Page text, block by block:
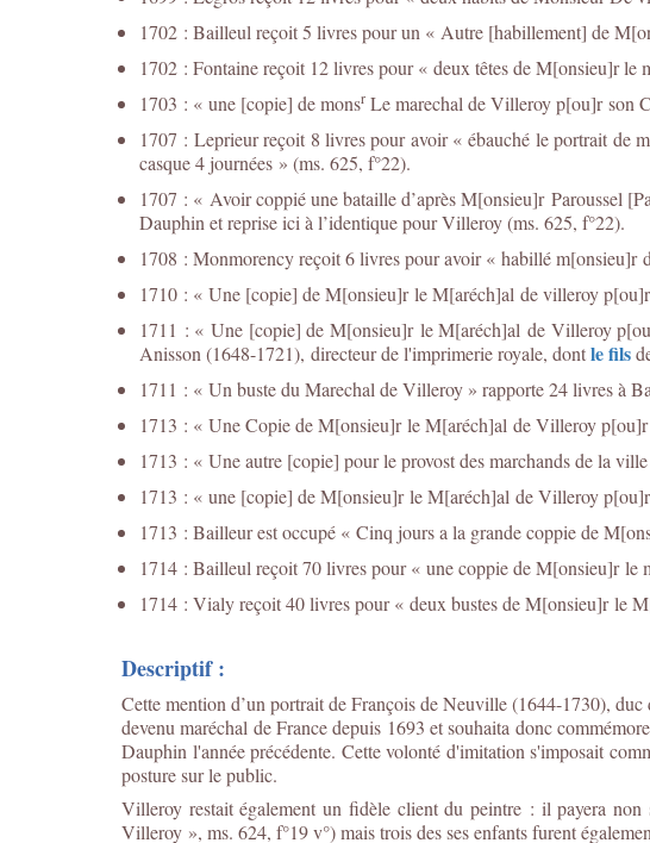
1702 : Bailleul reçoit 5 livres pour un « Autre [habillement] de
1702 : Fontaine reçoit 12 livres pour « deux têtes de M[onsieu]r le
1703 : « une [copie] de monsr Le marechal de Villeroy p[ou]r son
1707 : Leprieur reçoit 8 livres pour avoir « ébauché le portrait de
casque 4 journées » (ms. 625, f°22).
1707 : « Avoir coppié une bataille d’après M[onsieu]r Paroussel
Dauphin et reprise ici à l’identique pour Villeroy (ms. 625, f°22).
1708 : Monmorency reçoit 6 livres pour avoir « habillé m[onsieu]r
1710 : « Une [copie] de M[onsieu]r le M[aréch]al de villeroy
1711 : « Une [copie] de M[onsieu]r le M[aréch]al de Villeroy
Anisson (1648-1721), directeur de l'imprimerie royale, dontle fils
1711 : « Un buste du Marechal de Villeroy » rapporte 24 livres à
1713 : « Une Copie de M[onsieu]r le M[aréch]al de Villeroy
1713 : « Une autre [copie] pour le provost des marchands de la
1713 : « une [copie] de M[onsieu]r le M[aréch]al de Villeroy p[ou]r
1713 : Bailleur est occupé « Cinq jours a la grande coppie de
1714 : Bailleul reçoit 70 livres pour « une coppie de M[onsieu]r le
1714 : Vialy reçoit 40 livres pour « deux bustes de M[onsieu]r le
Descriptif :
Cette mention d’un portrait de François de Neuville (1644-1730), duc
devenu maréchal de France depuis 1693 et souhaita donc
Dauphin l'année précédente. Cette volonté d'imitation s'imposait
posture sur le public.
Villeroy restait également un fidèle client du peintre : il payera
Villeroy », ms. 624, f°19 v°) mais trois des ses enfants furent